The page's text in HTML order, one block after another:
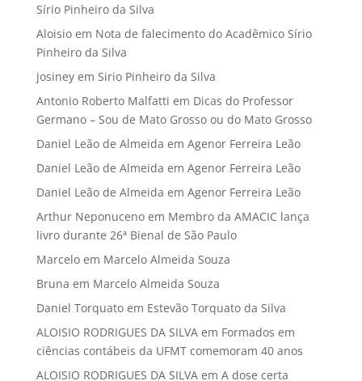
Sírio Pinheiro da Silva
Aloisioem Nota de falecimento do Acadêmico Sírio
Pinheiro da Silva
josineyem Sirio Pinheiro da Silva
Antonio Roberto Malfatti em Dicas do Professor
Germano – Sou de Mato Grosso ou do Mato Grosso
Daniel Leão de Almeida em Agenor Ferreira Leão
Daniel Leão de Almeida em Agenor Ferreira Leão
Daniel Leão de Almeida em Agenor Ferreira Leão
Arthur Neponucenoem Membro da AMACIC lança
livro durante 26ª Bienal de São Paulo
Marceloem Marcelo Almeida Souza
Bruna em Marcelo Almeida Souza
Daniel Torquatoem Estevão Torquato da Silva
ALOISIO RODRIGUES DA SILVAem Formados em
ciências contábeis da UFMT comemoram 40 anos
ALOISIO RODRIGUES DA SILVAem A dose certa